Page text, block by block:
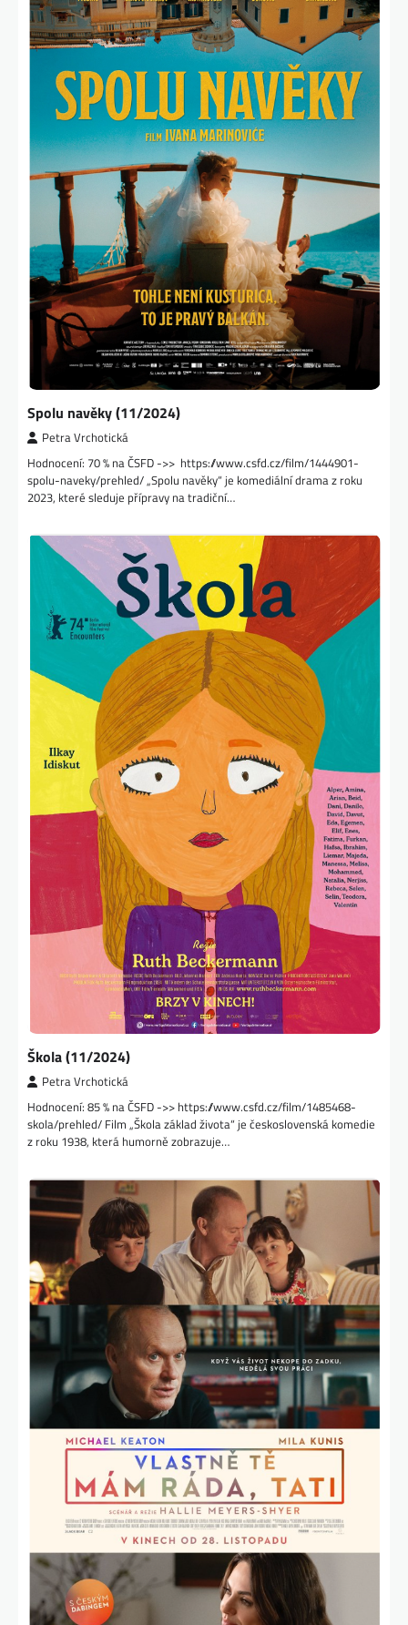
Spolu navěky (11/2024)
Petra Vrchotická
Hodnocení: 70 % na ČSFD ->> https://www.csfd.cz/film/1444901-
spolu-naveky/prehled/ „Spolu navěky“ je komediální drama z roku
2023, které sleduje přípravy na tradiční…
Škola (11/2024)
Petra Vrchotická
Hodnocení: 85 % na ČSFD ->> https://www.csfd.cz/film/1485468-
skola/prehled/ Film „Škola základ života“ je československá komedie
z roku 1938, která humorně zobrazuje…